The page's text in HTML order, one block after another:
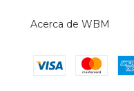
Acerca de WBM